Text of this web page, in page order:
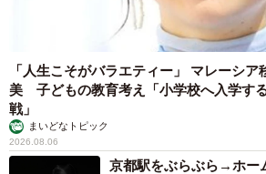
「人生こそがバラエティー」 マレーシ
美 子どもの教育考え「小学校へ入学す
戦」
まいどなトピック
2026.08.06
京都駅をぶらぶら→ホー